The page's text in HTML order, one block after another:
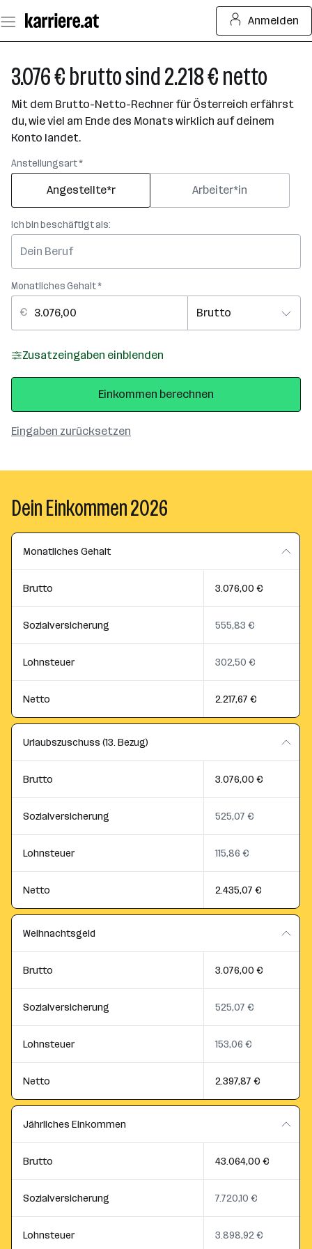
Seiteninhalt
springen
Anmelden
3.076 € brutto sind 2.218 € netto
Mit dem Brutto-Netto-Rechner für Österreich erfährst
du, wie viel am Ende des Monats wirklich auf deinem
Konto landet.
Anstellungsart *
Angestellte*r Arbeiter*in
Ich bin beschäftigt als:
Monatliches Gehalt *
Zusatzeingaben einblenden
Eingaben zurücksetzen
Einkommen berechnen
Dein Einkommen 2026
Monatliches Gehalt
Brutto 3.076,00 €
Sozialversicherung 555,83 €
Lohnsteuer 302,50 €
Netto 2.217,67 €
Urlaubszuschuss (13. Bezug)
Brutto 3.076,00 €
Sozialversicherung 525,07 €
Lohnsteuer 115,86 €
Netto 2.435,07 €
Weihnachtsgeld
Brutto 3.076,00 €
Sozialversicherung 525,07 €
Lohnsteuer 153,06 €
Netto 2.397,87 €
Jährliches Einkommen
Brutto 43.064,00 €
Sozialversicherung 7.720,10 €
Lohnsteuer 3.898,92 €